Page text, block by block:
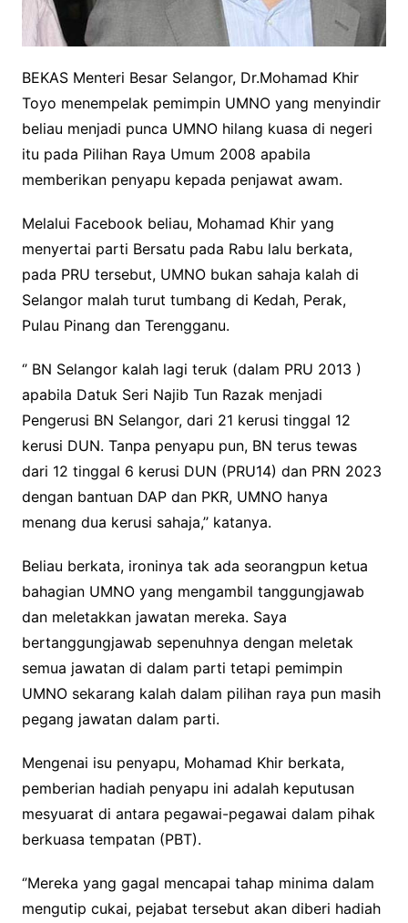
BEKAS Menteri Besar Selangor, Dr.Mohamad Khir
Toyo menempelak pemimpin UMNO yang menyindir
beliau menjadi punca UMNO hilang kuasa di negeri
itu pada Pilihan Raya Umum 2008 apabila
memberikan penyapu kepada penjawat awam.
Melalui Facebook beliau, Mohamad Khir yang
menyertai parti Bersatu pada Rabu lalu berkata,
pada PRU tersebut, UMNO bukan sahaja kalah di
Selangor malah turut tumbang di Kedah, Perak,
Pulau Pinang dan Terengganu.
‘’ BN Selangor kalah lagi teruk (dalam PRU 2013 )
apabila Datuk Seri Najib Tun Razak menjadi
Pengerusi BN Selangor, dari 21 kerusi tinggal 12
kerusi DUN. Tanpa penyapu pun, BN terus tewas
dari 12 tinggal 6 kerusi DUN (PRU14) dan PRN 2023
dengan bantuan DAP dan PKR, UMNO hanya
menang dua kerusi sahaja,’’ katanya.
Beliau berkata, ironinya tak ada seorangpun ketua
bahagian UMNO yang mengambil tanggungjawab
dan meletakkan jawatan mereka. Saya
bertanggungjawab sepenuhnya dengan meletak
semua jawatan di dalam parti tetapi pemimpin
UMNO sekarang kalah dalam pilihan raya pun masih
pegang jawatan dalam parti.
Mengenai isu penyapu, Mohamad Khir berkata,
pemberian hadiah penyapu ini adalah keputusan
mesyuarat di antara pegawai-pegawai dalam pihak
berkuasa tempatan (PBT).
‘’Mereka yang gagal mencapai tahap minima dalam
mengutip cukai, pejabat tersebut akan diberi hadiah